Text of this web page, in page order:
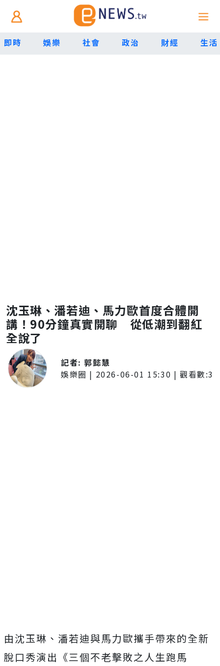
即時 娛樂 社會 政治 財經 生活
沈玉琳、潘若迪、馬力歐首度合體開
講！90分鐘真實開聊 從低潮到翻紅
全說了
記者:郭懿慧
娛樂圈 | 2026-06-01 15:30 | 觀看數:3
由沈玉琳、潘若迪與馬力歐攜手帶來的全新
脫口秀演出《三個不老擊敗之人生跑馬